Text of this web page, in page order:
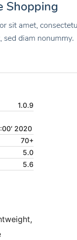
1.0.9
2020
70+
5.0
5.6